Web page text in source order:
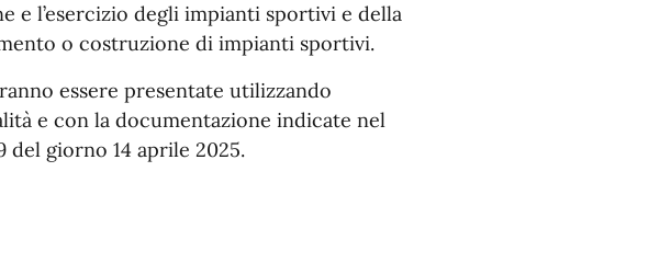
e l’esercizio degli impianti sportivi e della
o costruzione di impianti sportivi.
essere presentate utilizzando
e con la documentazione indicate nel
giorno 14 aprile 2025.